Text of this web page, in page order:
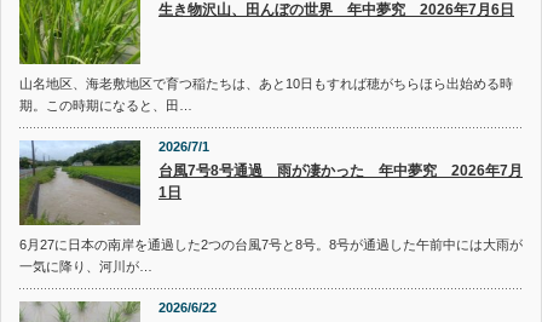
生き物沢山、田んぼの世界 年中夢究 2026年7月6日
山名地区、海老敷地区で育つ稲たちは、あと10日もすれば穂がちらほら出始める時
期。この時期になると、田…
2026/7/1
台風7号8号通過 雨が凄かった 年中夢究 2026年7月
1日
6月27に日本の南岸を通過した2つの台風7号と8号。8号が通過した午前中には大雨が
一気に降り、河川が…
2026/6/22